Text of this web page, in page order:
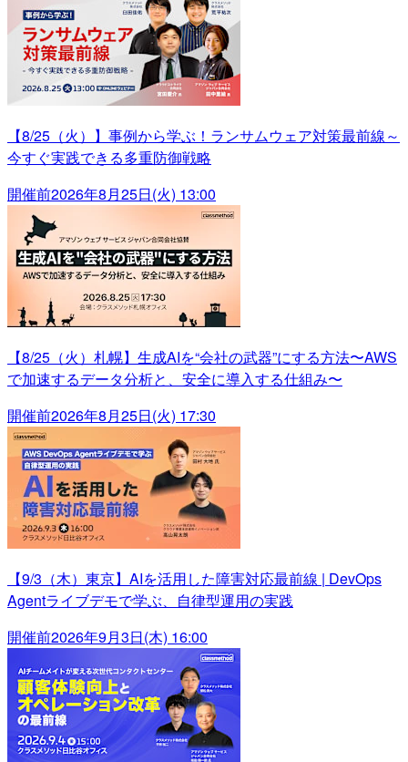
【8/25（火）】事例から学ぶ！ランサムウェア対策最前線～
今すぐ実践できる多重防御戦略
開催前2026年8月25日(火) 13:00
【8/25（火）札幌】生成AIを“会社の武器”にする方法〜AWS
で加速するデータ分析と、安全に導入する仕組み〜
開催前2026年8月25日(火) 17:30
【9/3（木）東京】AIを活用した障害対応最前線 | DevOps
Agentライブデモで学ぶ、自律型運用の実践
開催前2026年9月3日(木) 16:00